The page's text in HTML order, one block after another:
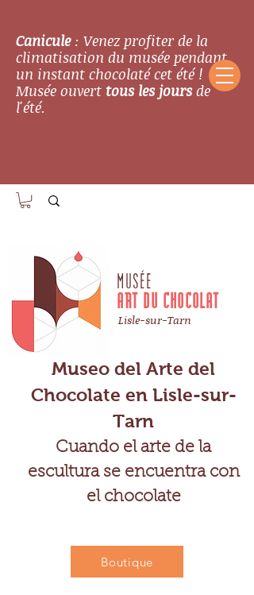
Canicule: Venez profiter de la
climatisation du musée pendant
un instant chocolaté cet été !
Musée ouverttous les joursde
l'été.
Museo del Arte del
Chocolate en Lisle-sur-
Tarn
Cuando el arte de la
escultura se encuentra con
el chocolate
Lisle-sur-Tarn
MUSÉE
ART DU CHOCOLAT
Boutique